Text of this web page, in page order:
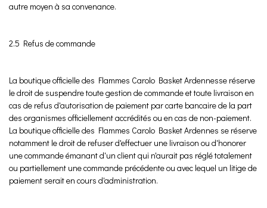
autre moyen à sa convenance.
2.5 Refus de commande
La boutique officielle des Flammes Carolo Basket Ardennesse réserve
le droit de suspendre toute gestion de commande et toute livraison en
cas de refus d'autorisation de paiement par carte bancaire de la part
des organismes officiellement accrédités ou en cas de non-paiement.
La boutique officielle des Flammes Carolo Basket Ardennes se réserve
notamment le droit de refuser d'effectuer une livraison ou d'honorer
une commande émanant d'un client qui n'aurait pas réglé totalement
ou partiellement une commande précédente ou avec lequel un litige de
paiement serait en cours d'administration.